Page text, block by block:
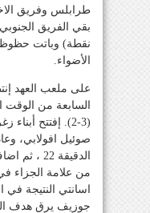
نقطة) وباتت
الأضواء.
على ملعب العهد
السابعة من الوقت
صوئيل افولابي،
الدقيقة
جوزيف يرق هدف